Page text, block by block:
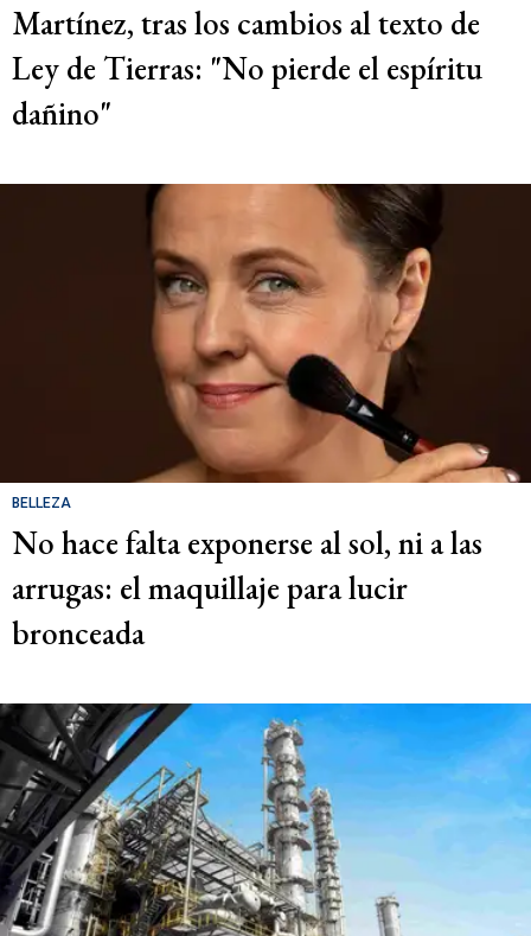
Martínez, tras los cambios al texto de
Ley de Tierras: "No pierde el espíritu
dañino"
BELLEZA
No hace falta exponerse al sol, ni a las
arrugas: el maquillaje para lucir
bronceada